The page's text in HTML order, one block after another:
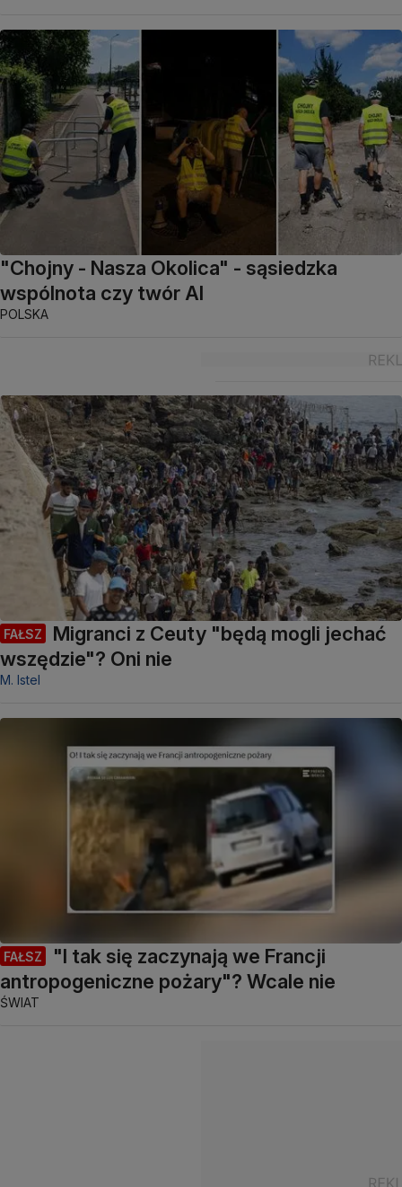
"Chojny - Nasza Okolica" - sąsiedzka
wspólnota czy twór AI
POLSKA
FAŁSZ
Migranci z Ceuty "będą mogli jechać
wszędzie"? Oni nie
M. Istel
FAŁSZ
"I tak się zaczynają we Francji
antropogeniczne pożary"? Wcale nie
ŚWIAT